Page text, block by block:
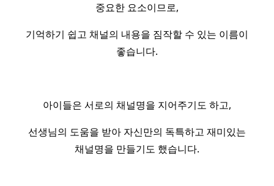
중요한 요소이므로,
기억하기 쉽고 채널의 내용을 짐작할 수 있는 이름이
좋습니다.
아이들은 서로의 채널명을 지어주기도 하고,
선생님의 도움을 받아 자신만의 독특하고 재미있는
채널명을 만들기도 했습니다.